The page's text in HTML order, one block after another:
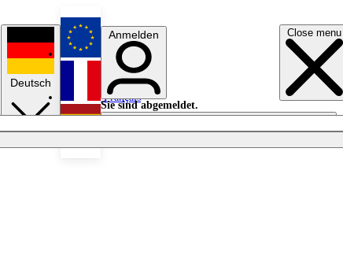
Close menu
Deutsch
English
Français
Anmelden
Sie sind abgemeldet.
Anmelden
Licht aus